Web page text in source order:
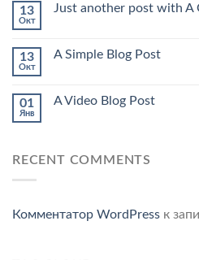
13
Окт
Just another post with A
13
Окт
A Simple Blog Post
01
Янв
A Video Blog Post
RECENT COMMENTS
Комментатор WordPress к